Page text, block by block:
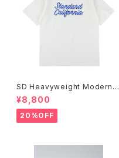
SD Heavyweight Modern T
wist Signs Logo T
¥8,800
20%OFF